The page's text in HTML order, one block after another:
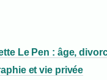
Le Pen : âge,
et vie privée